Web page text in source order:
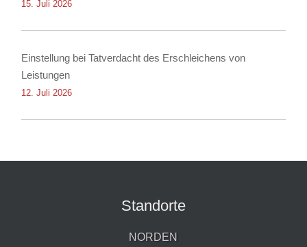
15. Juli 2026
Einstellung bei Tatverdacht des Erschleichens von
Leistungen
12. Juli 2026
Standorte
NORDEN